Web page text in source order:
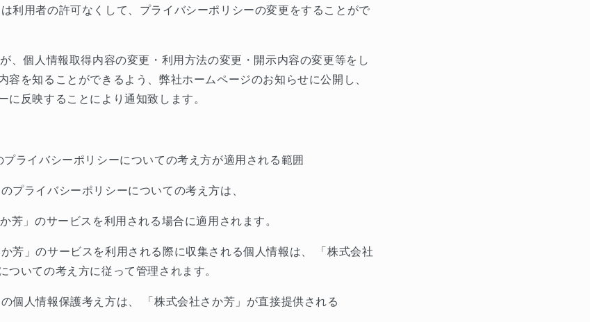
は利用者の許可なくして、プライバシーポリシーの変更をすることがで
、個人情報取得内容の変更・利用方法の変更・開示内容の変更等をし
容を知ることができるよう、弊社ホームページのお知らせに公開し、
に反映することにより通知致します。
プライバシーポリシーについての考え方が適用される範囲
プライバシーポリシーについての考え方は、
芳」のサービスを利用される場合に適用されます。
芳」のサービスを利用される際に収集される個人情報は、
「株式会社
ついての考え方に従って管理されます。
個人情報保護考え方は、
「株式会社さか芳」が直接提供される